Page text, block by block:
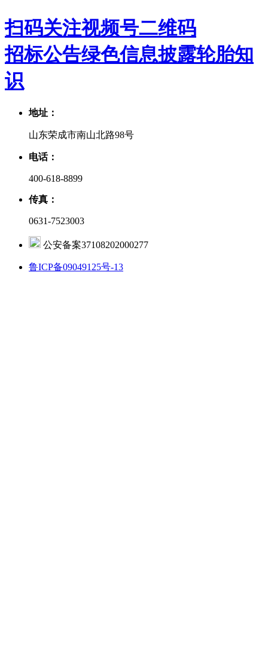
扫码关注视频号二维码
招标公告绿色信息披露轮胎知
识
地址：
山东荣成市南山北路98号
电话：
400-618-8899
传真：
0631-7523003
公安备案37108202000277
鲁ICP备09049125号-13